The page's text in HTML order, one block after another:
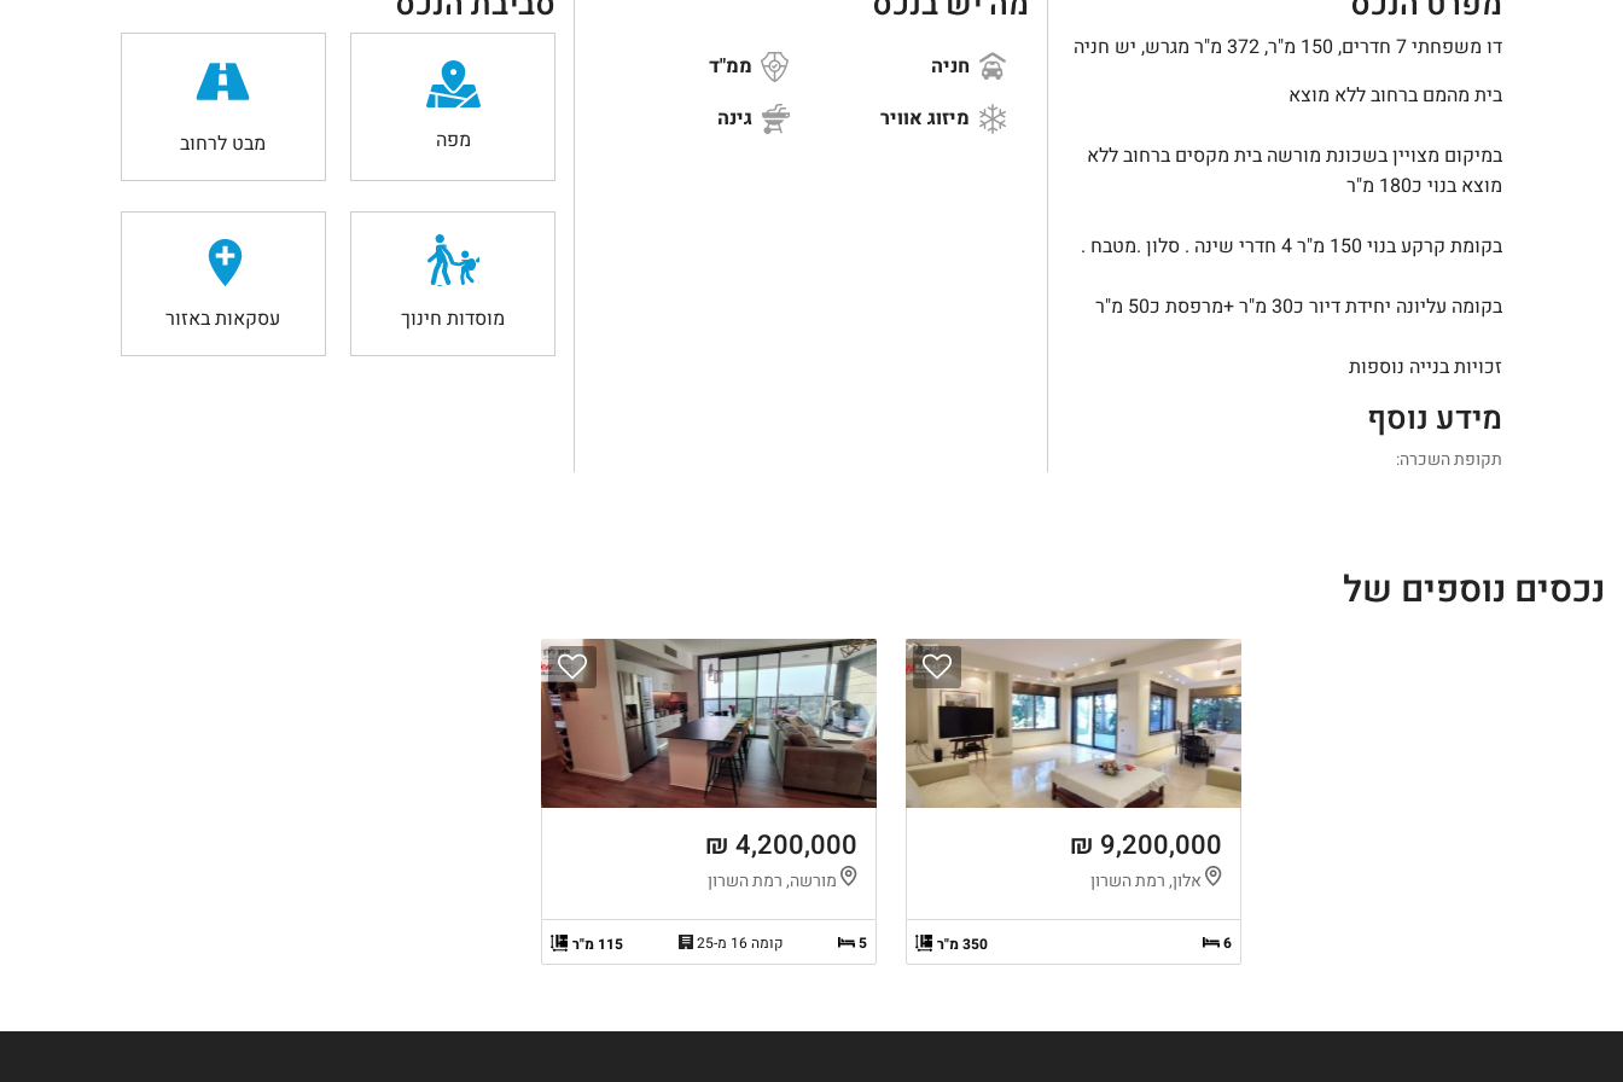
דו משפחתי 7 חדרים, 150 מ"ר, 372 מ"ר מגרש, יש חניה
בית מהמם ברחוב ללא מוצא
במיקום מצויין בשכונת מורשה בית מקסים ברחוב ללא
מוצא בנוי כ180 מ"ר
בקומת קרקע בנוי 150 מ"ר 4 חדרי שינה . סלון .מטבח .
בקומה עליונה יחידת דיור כ30 מ"ר +מרפסת כ50 מ"ר
זכויות בנייה נוספות
מידע נוסף
תקופת השכרה:
חניה
ממ"ד
מיזוג אוויר
גינה
מפה מבט לרחוב
מוסדות חינוך עסקאות באזור
נכסים נוספים של
9,200,000 ₪
אלון, רמת השרון
6 350 מ"ר
4,200,000 ₪
מורשה, רמת השרון
5 קומה 16 מ-25 115 מ"ר